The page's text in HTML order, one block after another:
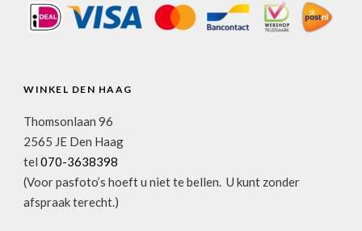
WINKEL DEN HAAG
Thomsonlaan 96
2565 JE Den Haag
tel 070-3638398
(Voor pasfoto’s hoeft u niet te bellen. U kunt zonder
afspraak terecht.)